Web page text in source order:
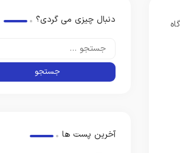
دنبال چیزی می گردی؟
آخرین پست ها